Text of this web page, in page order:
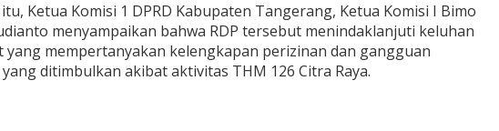
Ketua Komisi 1 DPRD Kabupaten Tangerang, Ketua Komisi I Bimo
menyampaikan bahwa RDP tersebut menindaklanjuti keluhan
yang mempertanyakan kelengkapan perizinan dan gangguan
ditimbulkan akibat aktivitas THM 126 Citra Raya.